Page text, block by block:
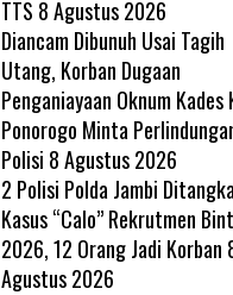
TTS 8 Agustus 2026
Diancam Dibunuh Usai Tagih
Utang, Korban Dugaan
Penganiayaan Oknum Kades
Ponorogo Minta
Polisi 8 Agustus 2026
2 Polisi Polda Jambi
Kasus “Calo” Rekrutmen
2026, 12 Orang Jadi Korban
Agustus 2026